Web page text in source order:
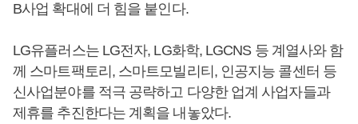
B사업 확대에 더 힘을 붙인다.
LG유플러스는 LG전자, LG화학, LGCNS 등 계열사와 함
께 스마트팩토리, 스마트모빌리티, 인공지능 콜센터 등
신사업분야를 적극 공략하고 다양한 업계 사업자들과
제휴를 추진한다는 계획을 내놓았다.